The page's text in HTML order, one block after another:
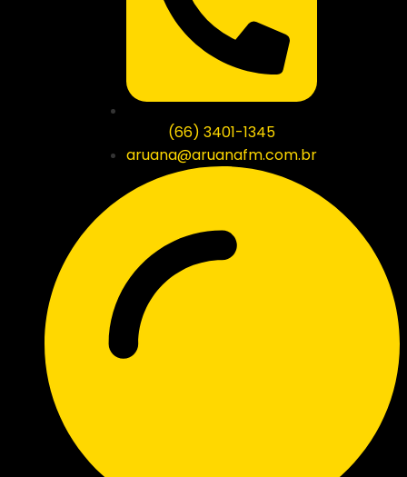
(66) 3401-1345
aruana@aruanafm.com.br